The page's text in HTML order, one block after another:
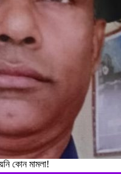
কোন মামলা!